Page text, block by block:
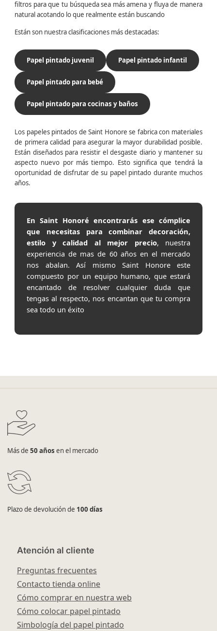
filtros para que tu búsqueda sea más amena y fluya de manera
natural acotando lo que realmente están buscando
Están son nuestra clasificaciones más destacadas:
Papel pintado juvenil Papel pintado infantil
Papel pintado para bebé
Papel pintado para cocinas y baños
Los papeles pintados de Saint Honore se fabrica con materiales
de primera calidad para asegurar la mayor durabilidad posible.
Están diseñados para resistir el desgaste diario y mantener su
aspecto nuevo por más tiempo. Esto significa que tendrá la
oportunidad de disfrutar de su papel pintado durante muchos
años.
En Saint Honoré encontrarás ese cómplice
que necesitas para combinar decoración,
estilo y calidad al mejor precio, nuestra
experiencia de mas de 60 años en el mercado
nos abalan. Así mismo Saint Honore este
compuesto por un equipo humano, que estará
encantado de resolver cualquier duda que
tengas al respecto, nos encantan que tu compra
sea todo un éxito
Más de 50 años en el mercado
Plazo de devolución de 100 días
Atención al cliente
Preguntas frecuentes
Contacto tienda online
Cómo comprar en nuestra web
Cómo colocar papel pintado
Simbología del papel pintado